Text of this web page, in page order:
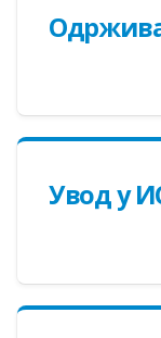
Одржива
Увод у